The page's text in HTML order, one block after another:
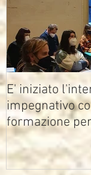
E' iniziato
impegnativo
formazione
multimediali